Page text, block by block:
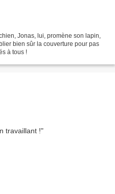
Jonas, lui, promène son lapin,
bien sûr la couverture pour pas
à tous !